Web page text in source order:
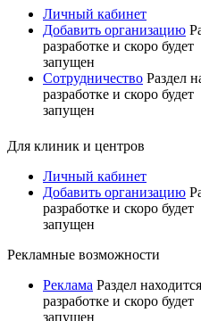
Личный кабинет
Добавить организацию
разработке и скоро будет
запущен
Сотрудничество Раздел
разработке и скоро будет
запущен
Для клиник и центров
Личный кабинет
Добавить организацию
разработке и скоро будет
запущен
Рекламные возможности
Реклама Раздел
разработке и скоро будет
запущен